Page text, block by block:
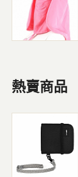
熱賣商品